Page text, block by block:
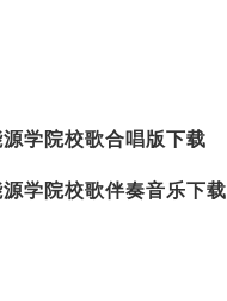
学院校歌合唱版下载
学院校歌伴奏音乐下载